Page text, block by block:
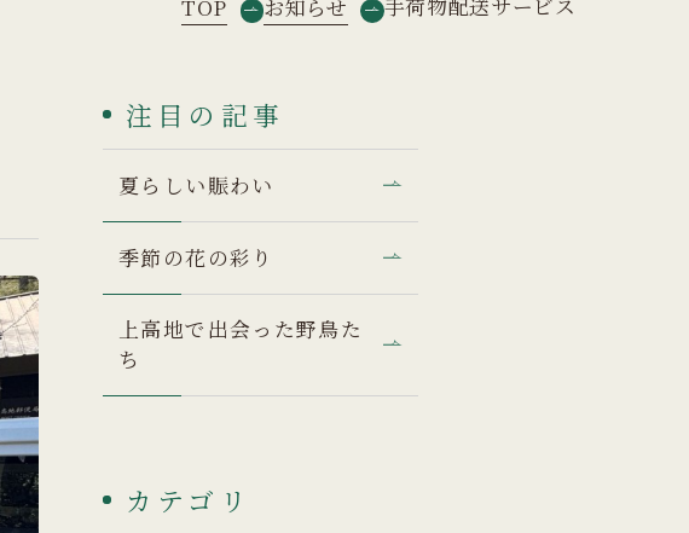
TOP お知らせ 手荷物配送サービス
注目の記事
夏らしい賑わい
季節の花の彩り
上高地で出会った野鳥た
ち
カテゴリ